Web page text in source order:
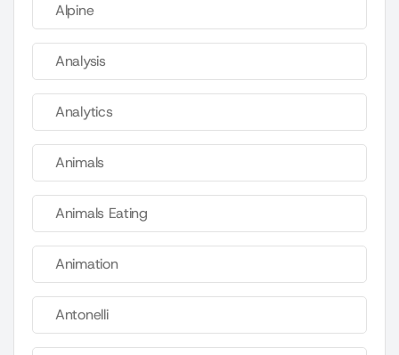
Alpine
Analysis
Analytics
Animals
Animals Eating
Animation
Antonelli